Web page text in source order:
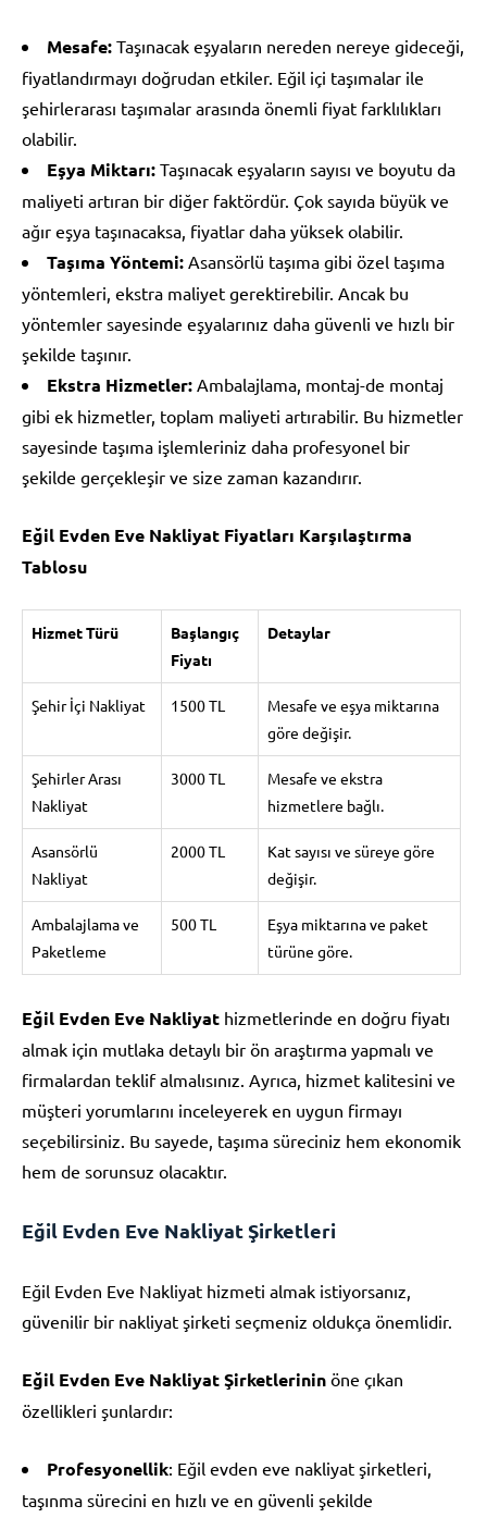
Mesafe: Taşınacak eşyaların nereden nereye gideceği,
fiyatlandırmayı doğrudan etkiler. Eğil içi taşımalar ile
şehirlerarası taşımalar arasında önemli fiyat farklılıkları
olabilir.
Eşya Miktarı: Taşınacak eşyaların sayısı ve boyutu da
maliyeti artıran bir diğer faktördür. Çok sayıda büyük ve
ağır eşya taşınacaksa, fiyatlar daha yüksek olabilir.
Taşıma Yöntemi: Asansörlü taşıma gibi özel taşıma
yöntemleri, ekstra maliyet gerektirebilir. Ancak bu
yöntemler sayesinde eşyalarınız daha güvenli ve hızlı bir
şekilde taşınır.
Ekstra Hizmetler: Ambalajlama, montaj-de montaj
gibi ek hizmetler, toplam maliyeti artırabilir. Bu hizmetler
sayesinde taşıma işlemleriniz daha profesyonel bir
şekilde gerçekleşir ve size zaman kazandırır.
Eğil Evden Eve Nakliyat Fiyatları Karşılaştırma
Tablosu
Hizmet Türü
Başlangıç
Fiyatı
Detaylar
Şehir İçi Nakliyat 1500 TL
Mesafe ve eşya miktarına
göre değişir.
Şehirler Arası
Nakliyat
3000 TL
Mesafe ve ekstra
hizmetlere bağlı.
Asansörlü
Nakliyat
2000 TL
Kat sayısı ve süreye göre
değişir.
Ambalajlama ve
Paketleme
500 TL
Eşya miktarına ve paket
türüne göre.
Eğil Evden Eve Nakliyat hizmetlerinde en doğru fiyatı
almak için mutlaka detaylı bir ön araştırma yapmalı ve
firmalardan teklif almalısınız. Ayrıca, hizmet kalitesini ve
müşteri yorumlarını inceleyerek en uygun firmayı
seçebilirsiniz. Bu sayede, taşıma süreciniz hem ekonomik
hem de sorunsuz olacaktır.
Eğil Evden Eve Nakliyat Şirketleri
Eğil Evden Eve Nakliyat hizmeti almak istiyorsanız,
güvenilir bir nakliyat şirketi seçmeniz oldukça önemlidir.
Eğil Evden Eve Nakliyat Şirketlerinin öne çıkan
özellikleri şunlardır:
Profesyonellik: Eğil evden eve nakliyat şirketleri,
taşınma sürecini en hızlı ve en güvenli şekilde